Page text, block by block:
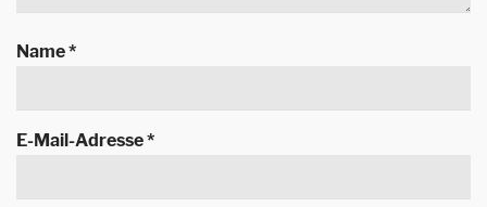
Name*
E-Mail-Adresse*